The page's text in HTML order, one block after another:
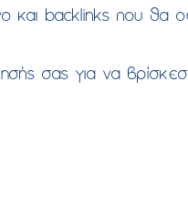
και backlinks που θα
σας για να